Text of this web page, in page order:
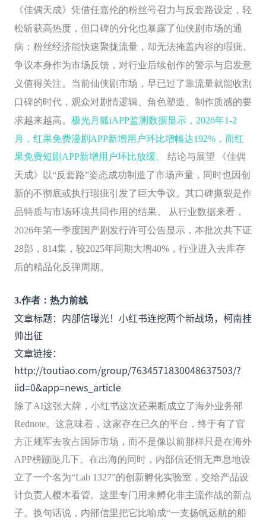
《佳偶天成》凭借任嘉伦的粉丝号召力与反套路设定，轻
松斩获高热度，但口碑的分化也暴露了仙侠剧市场的通
病：粉丝经济能快速聚拢流量，却无法掩盖内容的瑕疵。
争议本身作为市场反馈，对行业后续创作的警示与启发意
义值得关注。当前仙侠剧市场，早已过了靠流量就能收割
口碑的时代，观众对剧情逻辑、角色塑造、制作质感的要
求越来越高。 极光月狐iAPP监测数据显示，2026年1-2
月，红果免费漫剧APP新增用户环比增幅达192%，而红
果免费短剧APP新增用户环比放缓。 结论与展望
《佳偶
天成》以“反套路”姿态成功制造了市场声量，同时也因创
新的不彻底或执行瑕疵引发了巨大争议。其口碑撕裂是作
品特质与市场环境共同作用的结果。 从行业数据来看，
2026年第一季度国产剧发行许可公告显示，本批次共下证
28部，814集，较2025年同期大增40%，行业进入去库存
后的精品化反弹周期。
3.作者：热力前线
文章标题：内部信曝光！小红书连挖两个新战场，柯南挂
帅出征
文章链接：
http://toutiao.com/group/7634571830048637503/?
iid=0&app=news_article
除了AI这张大牌，小红书这次还果断成立了海外业务部
Rednote。这意味着，这家存在已久的平台，终于有了官
方正规军去攻占国际市场，而不是像以前那样只是在海外
APP榜蹦跶几下。在出海的同时，内部信还悄无声息地设
立了一个名为“Lab 1327”的创新孵化实验室，交给产品设
计负责人樱木看管。这里专门用来孵化非主流作战的新点
子。换句话说，内部信里把它比喻成“一支扬帆远航的船